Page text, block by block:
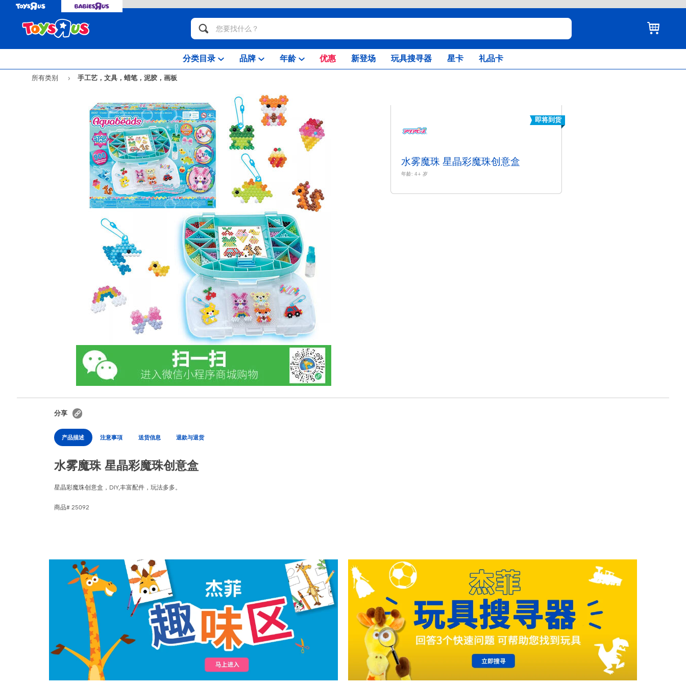
分类目录 品牌 年龄 优惠 新登场 玩具搜寻器 星卡 礼品卡
所有类别 手工艺，文具，蜡笔，泥胶，画板
即将到货
水雾魔珠 星晶彩魔珠创意盒
年龄: 4+ 岁
分享
产品描述 注意事項 送货信息 退款与退货
水雾魔珠 星晶彩魔珠创意盒
星晶彩魔珠创意盒，DIY,丰富配件，玩法多多。
商品# 25092